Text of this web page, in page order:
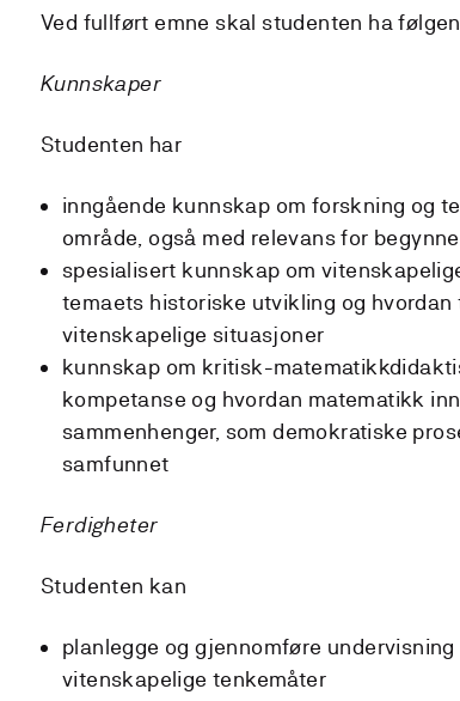
Ved fullført emne skal studenten ha
Kunnskaper
Studenten har
inngående kunnskap om forskning og
område, også med relevans for
spesialisert kunnskap om
temaets historiske utvikling og
vitenskapelige situasjoner
kunnskap om kritisk-
kompetanse og hvordan matematikk
sammenhenger, som demokratiske
samfunnet
Ferdigheter
Studenten kan
planlegge og gjennomføre
vitenskapelige tenkemåter